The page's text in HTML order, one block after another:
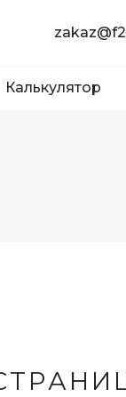
Калькулятор